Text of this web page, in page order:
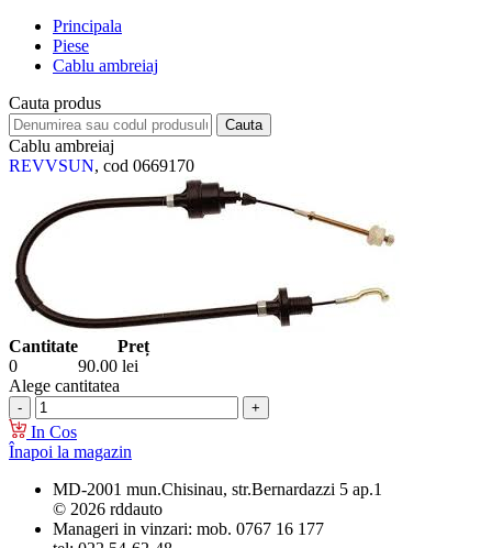
Principala
Piese
Cablu ambreiaj
Cauta produs
Cablu ambreiaj
REVVSUN, cod 0669170
Cantitate
Preț
0
90.00 lei
Alege cantitatea
In Cos
Înapoi la magazin
MD-2001 mun.Chisinau, str.Bernardazzi 5 ap.1
© 2026 rddauto
Manageri in vinzari: mob. 0767 16 177